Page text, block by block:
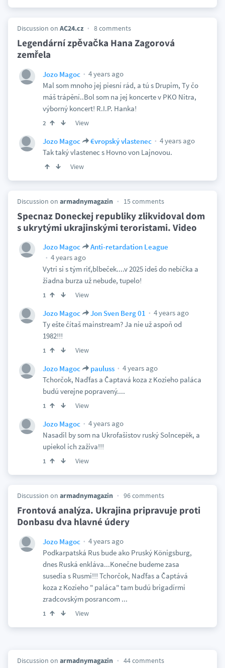
Discussion on AC24.cz 8 comments
Legendární zpěvačka Hana Zagorová
zemřela
Jozo Magoc
4 years ago
Mal som mnoho jej piesní rád, a tú s Drupim, Ty čo
máš trápění..Bol som na jej koncerte v PKO Nitra,
výborný koncert! R.I.P. Hanka!
2 View
Jozo Magoc €vropský vlastenec
4 years ago
Tak taký vlastenec s Hovno von Lajnovou.
View
Discussion on armadnymagazin 15 comments
Specnaz Doneckej republiky zlikvidoval dom
s ukrytými ukrajinskými teroristami. Video
Jozo Magoc
Anti-retardation League
4 years ago
Vytri si s tým riť,blbeček....v 2025 ideš do nebíčka a
žiadna burza už nebude, tupelo!
1 View
Jozo Magoc Jon Sven Berg 01
4 years ago
Ty ešte čítaš mainstream? Ja nie už aspoň od
1982!!!
1 View
Jozo Magoc pauluss
4 years ago
Tchorčok, Naďfas a Čaptavá koza z Kozieho paláca
budú verejne popravený....
1 View
Jozo Magoc
4 years ago
Nasadil by som na Ukrofašistov ruský Solncepëk, a
upiekol ich zaživa!!!
1 View
Discussion on armadnymagazin 96 comments
Frontová analýza. Ukrajina pripravuje proti
Donbasu dva hlavné údery
Jozo Magoc
4 years ago
Podkarpatská Rus bude ako Pruský Königsburg,
dnes Ruská enkláva...Konečne budeme zasa
susedia s Rusmi!!! Tchorčok, Naďfas a Čaptává
koza z Kozieho " paláca" tam budú brigadírmi
zradcovským posrancom ...
1 View
Discussion on armadnymagazin 44 comments